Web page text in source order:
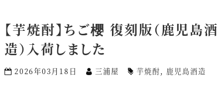
【芋焼酎】ちご櫻 復刻版（鹿児島酒
造）入荷しました
2026年03月18日 三浦屋 芋焼酎, 鹿児島酒造